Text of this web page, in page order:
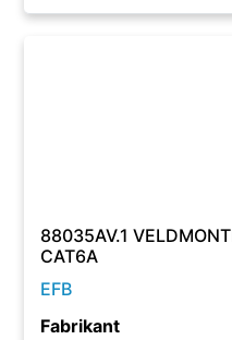
88035AV.1
CAT6A
EFB
Fabrikant